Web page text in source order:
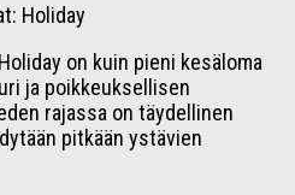
Holiday
on kuin pieni kesäloma
ja poikkeuksellisen
rajassa on täydellinen
pitkään ystävien